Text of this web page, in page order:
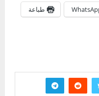
طباعة